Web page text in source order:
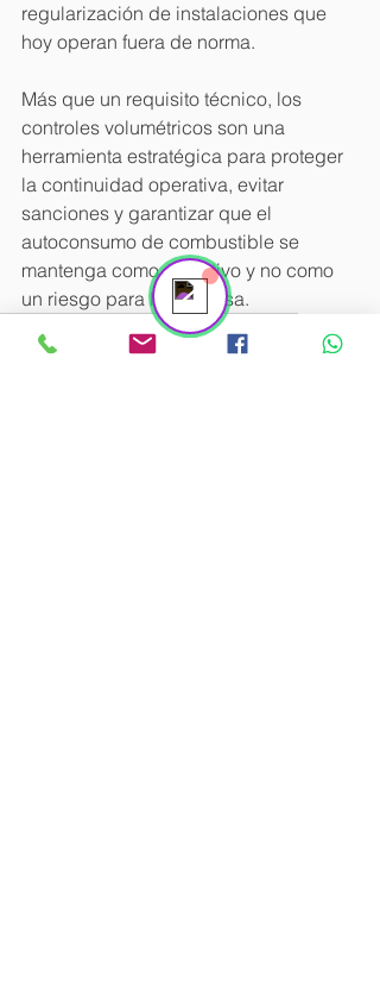
regularización de instalaciones que
hoy operan fuera de norma.
Más que un requisito técnico, los
controles volumétricos son una
herramienta estratégica para proteger
la continuidad operativa, evitar
sanciones y garantizar que el
autoconsumo de combustible se
mantenga como un activo y no como
un riesgo para la empresa.
Certificación de controles volumétricos
Contáctanos
Online